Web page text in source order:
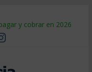
y cobrar en 2026
sale tan caro
a tiempo
qué hacer
y venderle